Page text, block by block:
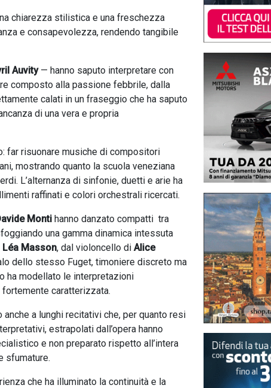
chiarezza stilistica e una freschezza
e consapevolezza, rendendo tangibile
Auvity— hanno saputo interpretare con
composto alla passione febbrile, dalla
calati in un fraseggio che ha saputo
di una vera e propria
far risuonare musiche di compositori
mostrando quanto la scuola veneziana
L’alternanza di sinfonie, duetti e arie ha
raffinati e colori orchestrali ricercati.
Monti hanno danzato compatti tra
una gamma dinamica intessuta
Léa Masson, dal violoncello di Alice
dello stesso Fuget, timoniere discreto ma
ha modellato le interpretazioni
fortemente caratterizzata.
a lunghi recitativi che, per quanto resi
estrapolati dall’opera hanno
e non preparato rispetto all’intera
sfumature.
che ha illuminato la continuità e la